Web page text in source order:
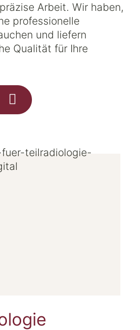
Arbeit. Wir haben,
professionelle
und liefern
Qualität für Ihre